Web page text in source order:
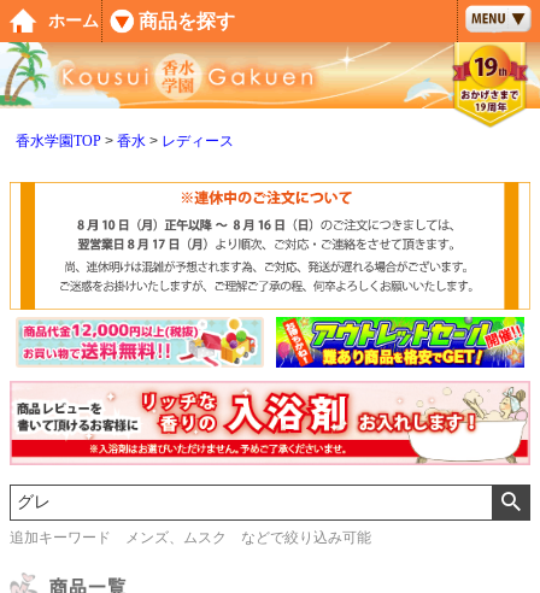
香水学園TOP 香水 レディース
追加キーワード メンズ、ムスク などで絞り込み可能
ペー
ジト
ップ
へ
ホーム 商品を探す